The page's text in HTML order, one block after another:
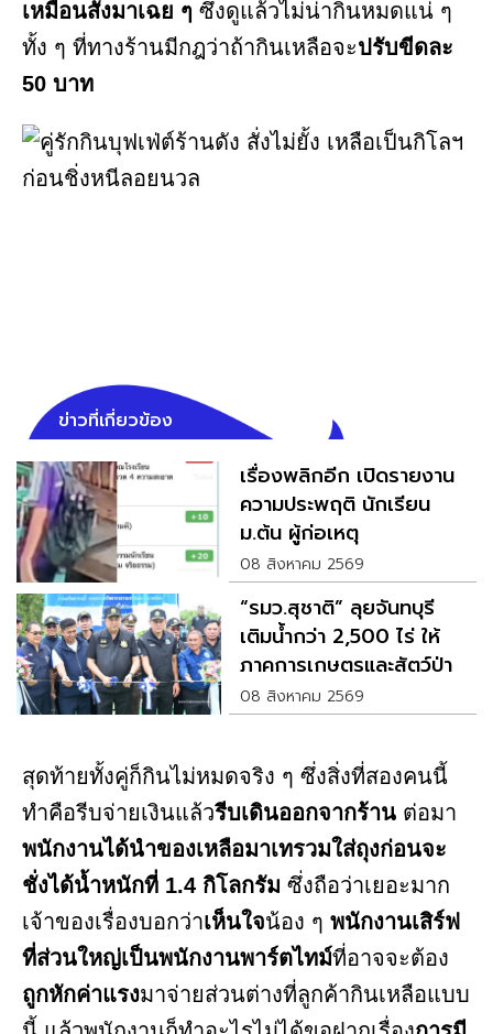
เหมือนสั่งมาเฉย ๆ ซึ่งดูแล้วไม่น่ากินหมดแน่ ๆ
ทั้ง ๆ ที่ทางร้านมีกฎว่าถ้ากินเหลือจะปรับขีดละ
50 บาท
ข่าวที่เกี่ยวข้อง
เรื่องพลิกอีก เปิดรายงาน
ความประพฤติ นักเรียน
ม.ต้น ผู้ก่อเหตุ
08 สิงหาคม 2569
“รมว.สุชาติ” ลุยจันทบุรี
เติมน้ำกว่า 2,500 ไร่ ให้
ภาคการเกษตรและสัตว์ป่า
08 สิงหาคม 2569
สุดท้ายทั้งคู่ก็กินไม่หมดจริง ๆ ซึ่งสิ่งที่สองคนนี้
ทำคือรีบจ่ายเงินแล้วรีบเดินออกจากร้าน ต่อมา
พนักงานได้นำของเหลือมาเทรวมใส่ถุงก่อนจะ
ชั่งได้น้ำหนักที่ 1.4 กิโลกรัม ซึ่งถือว่าเยอะมาก
เจ้าของเรื่องบอกว่าเห็นใจน้อง ๆ พนักงานเสิร์ฟ
ที่ส่วนใหญ่เป็นพนักงานพาร์ตไทม์ที่อาจจะต้อง
ถูกหักค่าแรงมาจ่ายส่วนต่างที่ลูกค้ากินเหลือแบบ